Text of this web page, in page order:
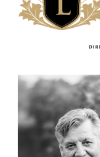
Ingrandisci
immagine